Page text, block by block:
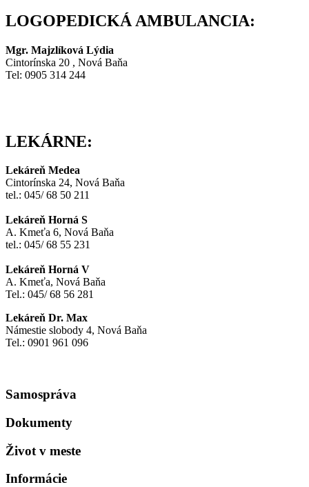
LOGOPEDICKÁ AMBULANCIA:
Mgr. Majzlíková Lýdia
Cintorínska 20 , Nová Baňa
Tel: 0905 314 244
LEKÁRNE:
Lekáreň Medea
Cintorínska 24, Nová Baňa
tel.: 045/ 68 50 211
Lekáreň Horná S
A. Kmeťa 6, Nová Baňa
tel.: 045/ 68 55 231
Lekáreň Horná V
A. Kmeťa, Nová Baňa
Tel.: 045/ 68 56 281
Lekáreň Dr. Max
Námestie slobody 4, Nová Baňa
Tel.: 0901 961 096
Samospráva
Dokumenty
Život v meste
Informácie